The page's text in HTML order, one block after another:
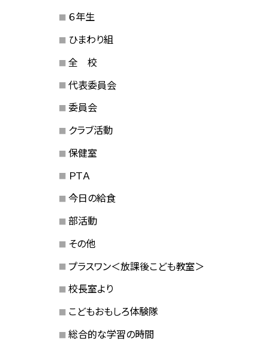
６年生
ひまわり組
全 校
代表委員会
委員会
クラブ活動
保健室
ＰＴＡ
今日の給食
部活動
その他
プラスワン＜放課後こども教室＞
校長室より
こどもおもしろ体験隊
総合的な学習の時間